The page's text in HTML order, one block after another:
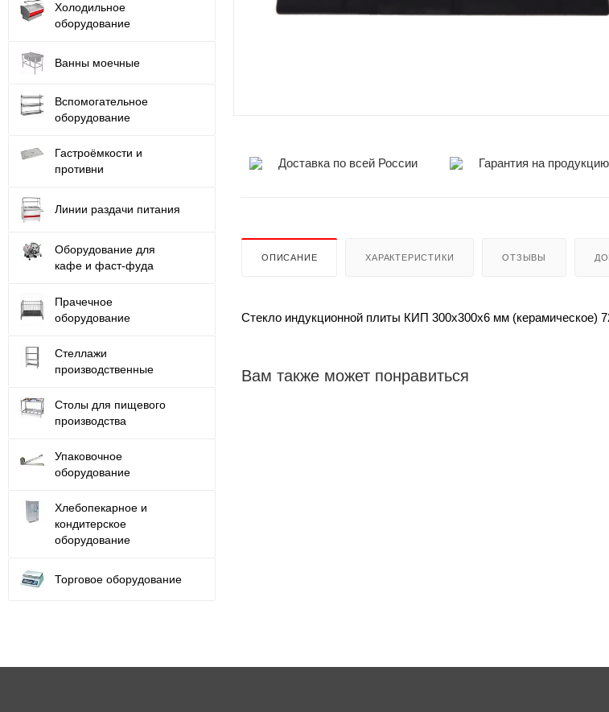
Доставка по всей России Гарантия на
ОПИСАНИЕ ХАРАКТЕРИСТИКИ ОТЗЫВЫ
Стекло индукционной плиты КИП 300х300х6 мм (керамическое)
Вам также может понравиться
Холодильное
оборудование
Ванны моечные
Вспомогательное
оборудование
Гастроёмкости и
противни
Линии раздачи питания
Оборудование для
кафе и фаст-фуда
Прачечное
оборудование
Стеллажи
производственные
Столы для пищевого
производства
Упаковочное
оборудование
Хлебопекарное и
кондитерское
оборудование
Торговое оборудование